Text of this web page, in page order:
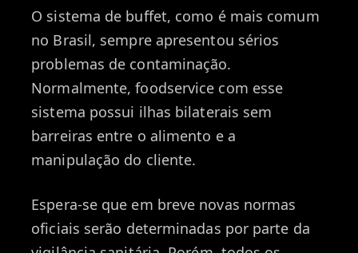
O sistema de buffet, como é mais comum
no Brasil, sempre apresentou sérios
problemas de contaminação.
Normalmente, foodservice com esse
sistema possui ilhas bilaterais sem
barreiras entre o alimento e a
manipulação do cliente.
Espera-se que em breve novas normas
oficiais serão determinadas por parte da